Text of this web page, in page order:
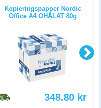
Kopieringspapper Nordic
Office A4 OHÅLAT 80g
348.80 kr